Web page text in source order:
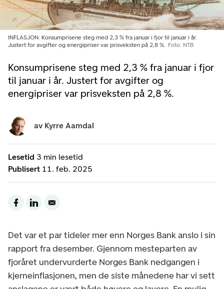
Konsumprisene steg med 2,3 % fra januar i fjor
til januar i år. Justert for avgifter og
energipriser var prisveksten på 2,8 %.
INFLASJON: Konsumprisene steg med 2,3 % fra januar i fjor til januar i år.
Justert for avgifter og energipriser var prisveksten på 2,8 %.
Foto: NTB
Lesetid 3 min lesetid
Publisert 11. feb. 2025
av Kyrre Aamdal
Det var et par tideler mer enn Norges Bank anslo i sin
rapport fra desember. Gjennom mesteparten av
fjoråret undervurderte Norges Bank nedgangen i
kjerneinflasjonen, men de siste månedene har vi sett